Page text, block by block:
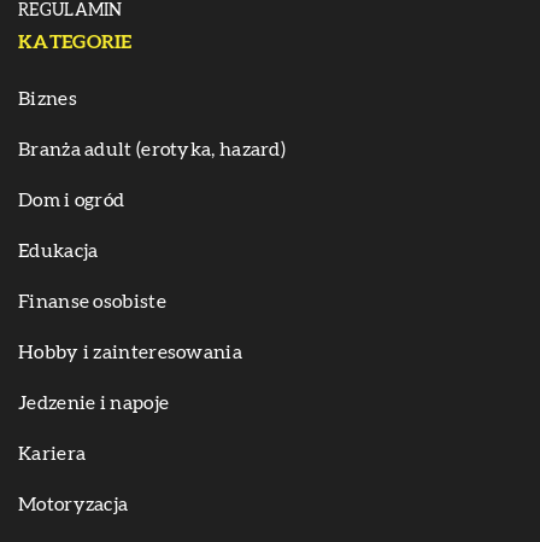
REGULAMIN
KATEGORIE
Biznes
Branża adult (erotyka, hazard)
Dom i ogród
Edukacja
Finanse osobiste
Hobby i zainteresowania
Jedzenie i napoje
Kariera
Motoryzacja